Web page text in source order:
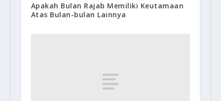
Apakah Bulan Rajab Memiliki Keutamaan
Atas Bulan-bulan Lainnya